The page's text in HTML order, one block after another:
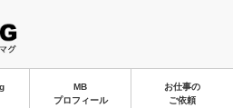
MB
プロフィール
お仕事の
ご依頼